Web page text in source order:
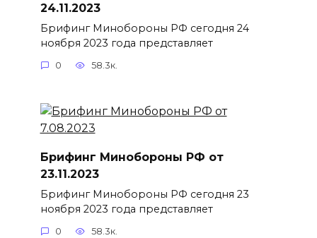
24.11.2023
Брифинг Минобороны РФ сегодня 24
ноября 2023 года представляет
0 58.3к.
Брифинг Минобороны РФ от
23.11.2023
Брифинг Минобороны РФ сегодня 23
ноября 2023 года представляет
0 58.3к.